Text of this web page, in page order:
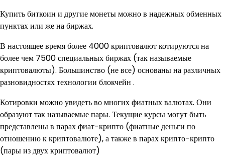
Купить биткоин и другие монеты можно в надежных обменных
пунктах или же на биржах.
В настоящее время более 4000 криптовалют котируются на
более чем 7500 специальных биржах (так называемые
криптовалюты). Большинство (не все) основаны на различных
разновидностях технологии блокчейн .
Котировки можно увидеть во многих фиатных валютах. Они
образуют так называемые пары. Текущие курсы могут быть
представлены в парах фиат-крипто (фиатные деньги по
отношению к криптовалюте), а также в парах крипто-крипто
(пары из двух криптовалют)